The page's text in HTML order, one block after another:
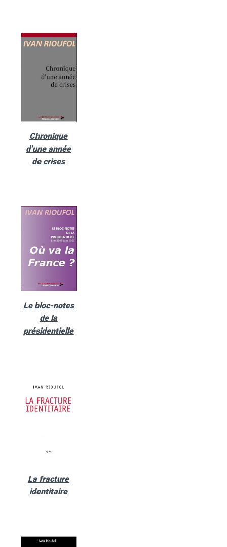
Chronique
d’une année
de crises
Le bloc-notes
de la
présidentielle
La fracture
identitaire